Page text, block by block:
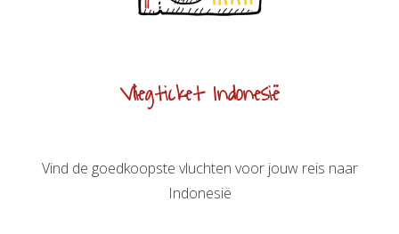
Vliegticket Indonesië
Vind de goedkoopste vluchten voor jouw reis naar
Indonesië